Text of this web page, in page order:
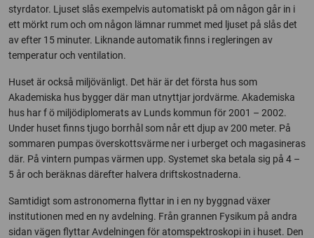
styrdator. Ljuset slås exempelvis automatiskt på om någon går in i
ett mörkt rum och om någon lämnar rummet med ljuset på slås det
av efter 15 minuter. Liknande automatik finns i regleringen av
temperatur och ventilation.
Huset är också miljövänligt. Det här är det första hus som
Akademiska hus bygger där man utnyttjar jordvärme. Akademiska
hus har f ö miljödiplomerats av Lunds kommun för 2001 – 2002.
Under huset finns tjugo borrhål som når ett djup av 200 meter. På
sommaren pumpas överskottsvärme ner i urberget och magasineras
där. På vintern pumpas värmen upp. Systemet ska betala sig på 4 –
5 år och beräknas därefter halvera driftskostnaderna.
Samtidigt som astronomerna flyttar in i en ny byggnad växer
institutionen med en ny avdelning. Från grannen Fysikum på andra
sidan vägen flyttar Avdelningen för atomspektroskopi in i huset. Den